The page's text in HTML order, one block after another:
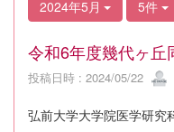
2024年5月 5件
令和6年度幾代ヶ丘
投稿日時 : 2024/05/22
弘前大学大学院医学研